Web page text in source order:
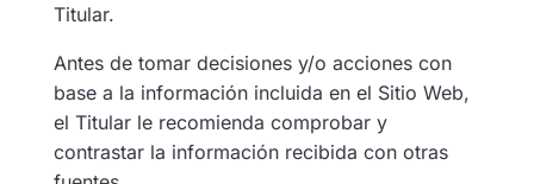
Titular.
Antes de tomar decisiones y/o acciones con
base a la información incluida en el Sitio Web,
el Titular le recomienda comprobar y
contrastar la información recibida con otras